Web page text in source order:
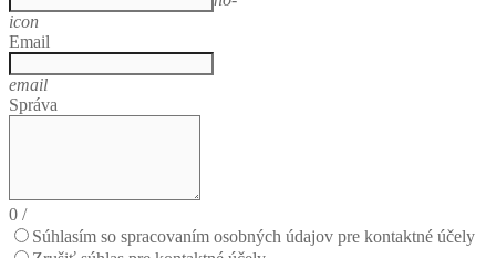
icon
Email
email
Správa
0 /
Súhlasím so spracovaním osobných údajov pre kontaktné účely